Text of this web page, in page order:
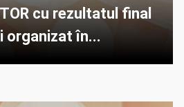
cu rezultatul final
organizat în...